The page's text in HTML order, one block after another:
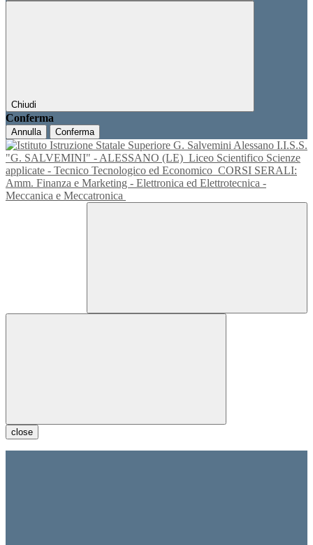
Chiudi
Conferma
Annulla Conferma
I.I.S.S.
"G. SALVEMINI" - ALESSANO (LE) Liceo Scientifico Scienze
applicate - Tecnico Tecnologico ed Economico CORSI SERALI:
Amm. Finanza e Marketing - Elettronica ed Elettrotecnica -
Meccanica e Meccatronica
close